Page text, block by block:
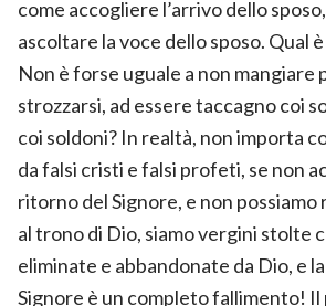
come accogliere l’arrivo dello
ascoltare la voce dello sposo. Qual
Non è forse uguale a non mangiare
strozzarsi, ad essere taccagno coi
coi soldoni? In realtà, non importa
da falsi cristi e falsi profeti, se non
ritorno del Signore, e non
al trono di Dio, siamo vergini stolte
eliminate e abbandonate da Dio, e
Signore è un completo fallimento!